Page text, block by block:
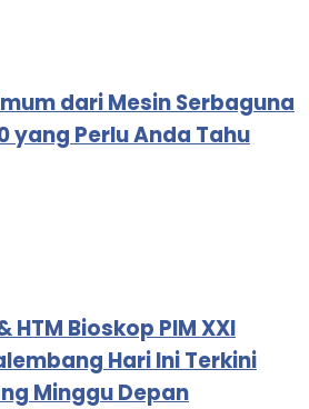
dari Mesin Serbaguna
yang Perlu Anda Tahu
HTM Bioskop PIM XXI
Hari Ini Terkini
Minggu Depan